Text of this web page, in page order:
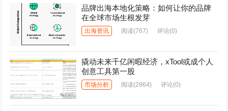
品牌出海本地化策略：如何让你的品牌
在全球市场生根发芽
出海资讯 阅读(767) 评论(0)
撬动未来千亿闲暇经济，xTool或成个人
创意工具第一股
市场分析 阅读(2864) 评论(0)